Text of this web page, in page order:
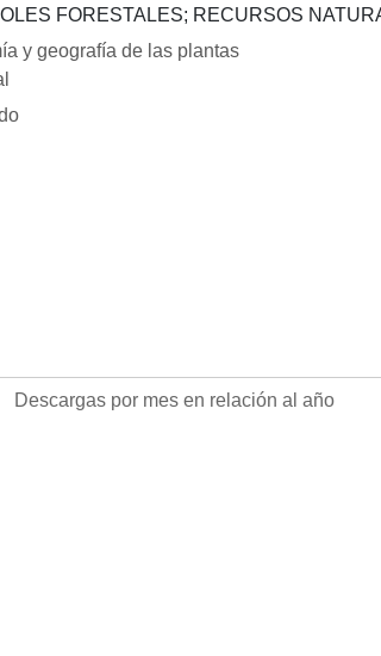
FORESTALES; RECURSOS
y geografía de las plantas
Descargas por mes en relación al año